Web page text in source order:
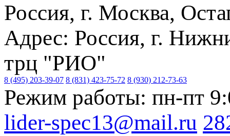
Россия, г. Москва,
Адрес: Россия, г.
трц "РИО"
8 (495) 203-39-07 8 (831) 423-75-72 8 (930) 212-73-63
Режим работы: пн-пт
lider-spec13@mail.ru